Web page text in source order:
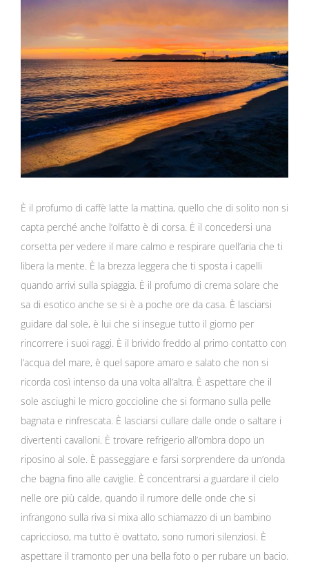
immagine
È il profumo di caffè latte la mattina, quello che di solito non si
capta perché anche l’olfatto è di corsa. È il concedersi una
corsetta per vedere il mare calmo e respirare quell’aria che ti
libera la mente. È la brezza leggera che ti sposta i capelli
quando arrivi sulla spiaggia. È il profumo di crema solare che
sa di esotico anche se si è a poche ore da casa. È lasciarsi
guidare dal sole, è lui che si insegue tutto il giorno per
rincorrere i suoi raggi. È il brivido freddo al primo contatto con
l’acqua del mare, è quel sapore amaro e salato che non si
ricorda così intenso da una volta all’altra. È aspettare che il
sole asciughi le micro goccioline che si formano sulla pelle
bagnata e rinfrescata. È lasciarsi cullare dalle onde o saltare i
divertenti cavalloni. È trovare refrigerio all’ombra dopo un
riposino al sole. È passeggiare e farsi sorprendere da un’onda
che bagna fino alle caviglie. È concentrarsi a guardare il cielo
nelle ore più calde, quando il rumore delle onde che si
infrangono sulla riva si mixa allo schiamazzo di un bambino
capriccioso, ma tutto è ovattato, sono rumori silenziosi. È
aspettare il tramonto per una bella foto o per rubare un bacio.